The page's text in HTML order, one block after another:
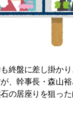
終盤に差し掛か
、幹事長・森山
の居座りを狙っ